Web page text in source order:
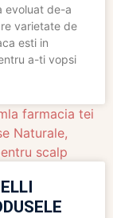
evoluat de-a
varietate de
esti in
a-ti vopsi
farmacia tei
Naturale,
scalp